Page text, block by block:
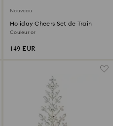
Nouveau
Holiday Cheers Set de Train
Couleur or
149 EUR